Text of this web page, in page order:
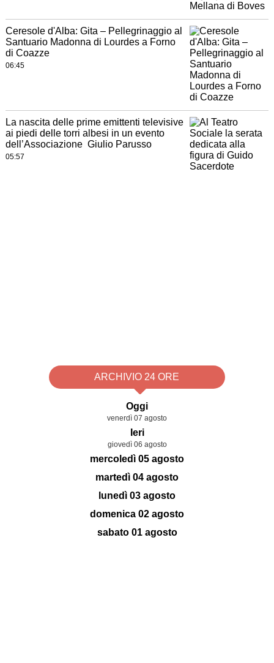
Ceresole d'Alba: Gita – Pellegrinaggio al
Santuario Madonna di Lourdes a Forno
di Coazze
06:45
La nascita delle prime emittenti televisive
ai piedi delle torri albesi in un evento
dell’Associazione Giulio Parusso
05:57
ARCHIVIO 24 ORE
Oggi
venerdì 07 agosto
Ieri
giovedì 06 agosto
mercoledì 05 agosto
martedì 04 agosto
lunedì 03 agosto
domenica 02 agosto
sabato 01 agosto